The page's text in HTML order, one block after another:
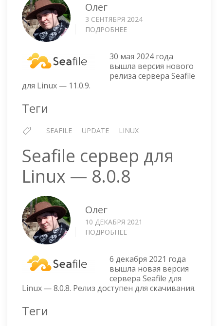
Олег
3 СЕНТЯБРЯ 2024
ПОДРОБНЕЕ
ДЛЯ
LINUX
—
30 мая 2024 года
вышла версия нового
релиза сервера Seafile
для Linux — 11.0.9.
Теги
SEAFILE UPDATE LINUX
Seafile сервер для
Linux — 8.0.8
Олег
10 ДЕКАБРЯ 2021
ПОДРОБНЕЕ
ДЛЯ
LINUX
—
8.0.8
6 декабря 2021 года
вышла новая версия
сервера Seafile для
Linux — 8.0.8. Релиз доступен для скачивания.
Теги